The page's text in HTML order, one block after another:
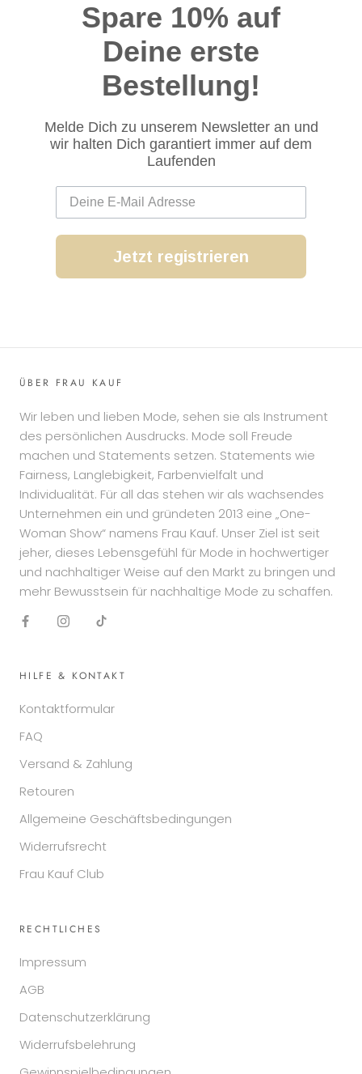
Spare 10% auf
Deine erste
Bestellung!
Melde Dich zu unserem Newsletter an und
wir halten Dich garantiert immer auf dem
Laufenden
Jetzt registrieren
ÜBER FRAU KAUF
Wir leben und lieben Mode, sehen sie als Instrument
des persönlichen Ausdrucks. Mode soll Freude
machen und Statements setzen. Statements wie
Fairness, Langlebigkeit, Farbenvielfalt und
Individualität. Für all das stehen wir als wachsendes
Unternehmen ein und gründeten 2013 eine „One-
Woman Show“ namens Frau Kauf. Unser Ziel ist seit
jeher, dieses Lebensgefühl für Mode in hochwertiger
und nachhaltiger Weise auf den Markt zu bringen und
mehr Bewusstsein für nachhaltige Mode zu schaffen.
HILFE & KONTAKT
Kontaktformular
FAQ
Versand & Zahlung
Retouren
Allgemeine Geschäftsbedingungen
Widerrufsrecht
Frau Kauf Club
RECHTLICHES
Impressum
AGB
Datenschutzerklärung
Widerrufsbelehrung